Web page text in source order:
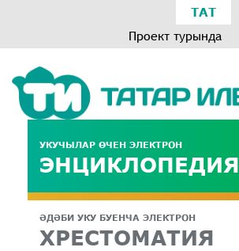
ТАТ
Проект турында
УКУЧЫЛАР ӨЧЕН ЭЛЕКТРОН
ЭНЦИКЛОПЕДИЯ
ӘДӘБИ УКУ БУЕНЧА ЭЛЕКТРОН
ХРЕСТОМАТИЯ